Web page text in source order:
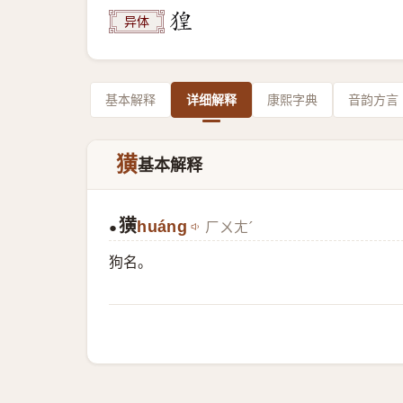
异体
基本解释 详细解释 康熙字典 音韵方言
獚基本解释
● 獚huáng ㄏㄨㄤˊ
狗名。